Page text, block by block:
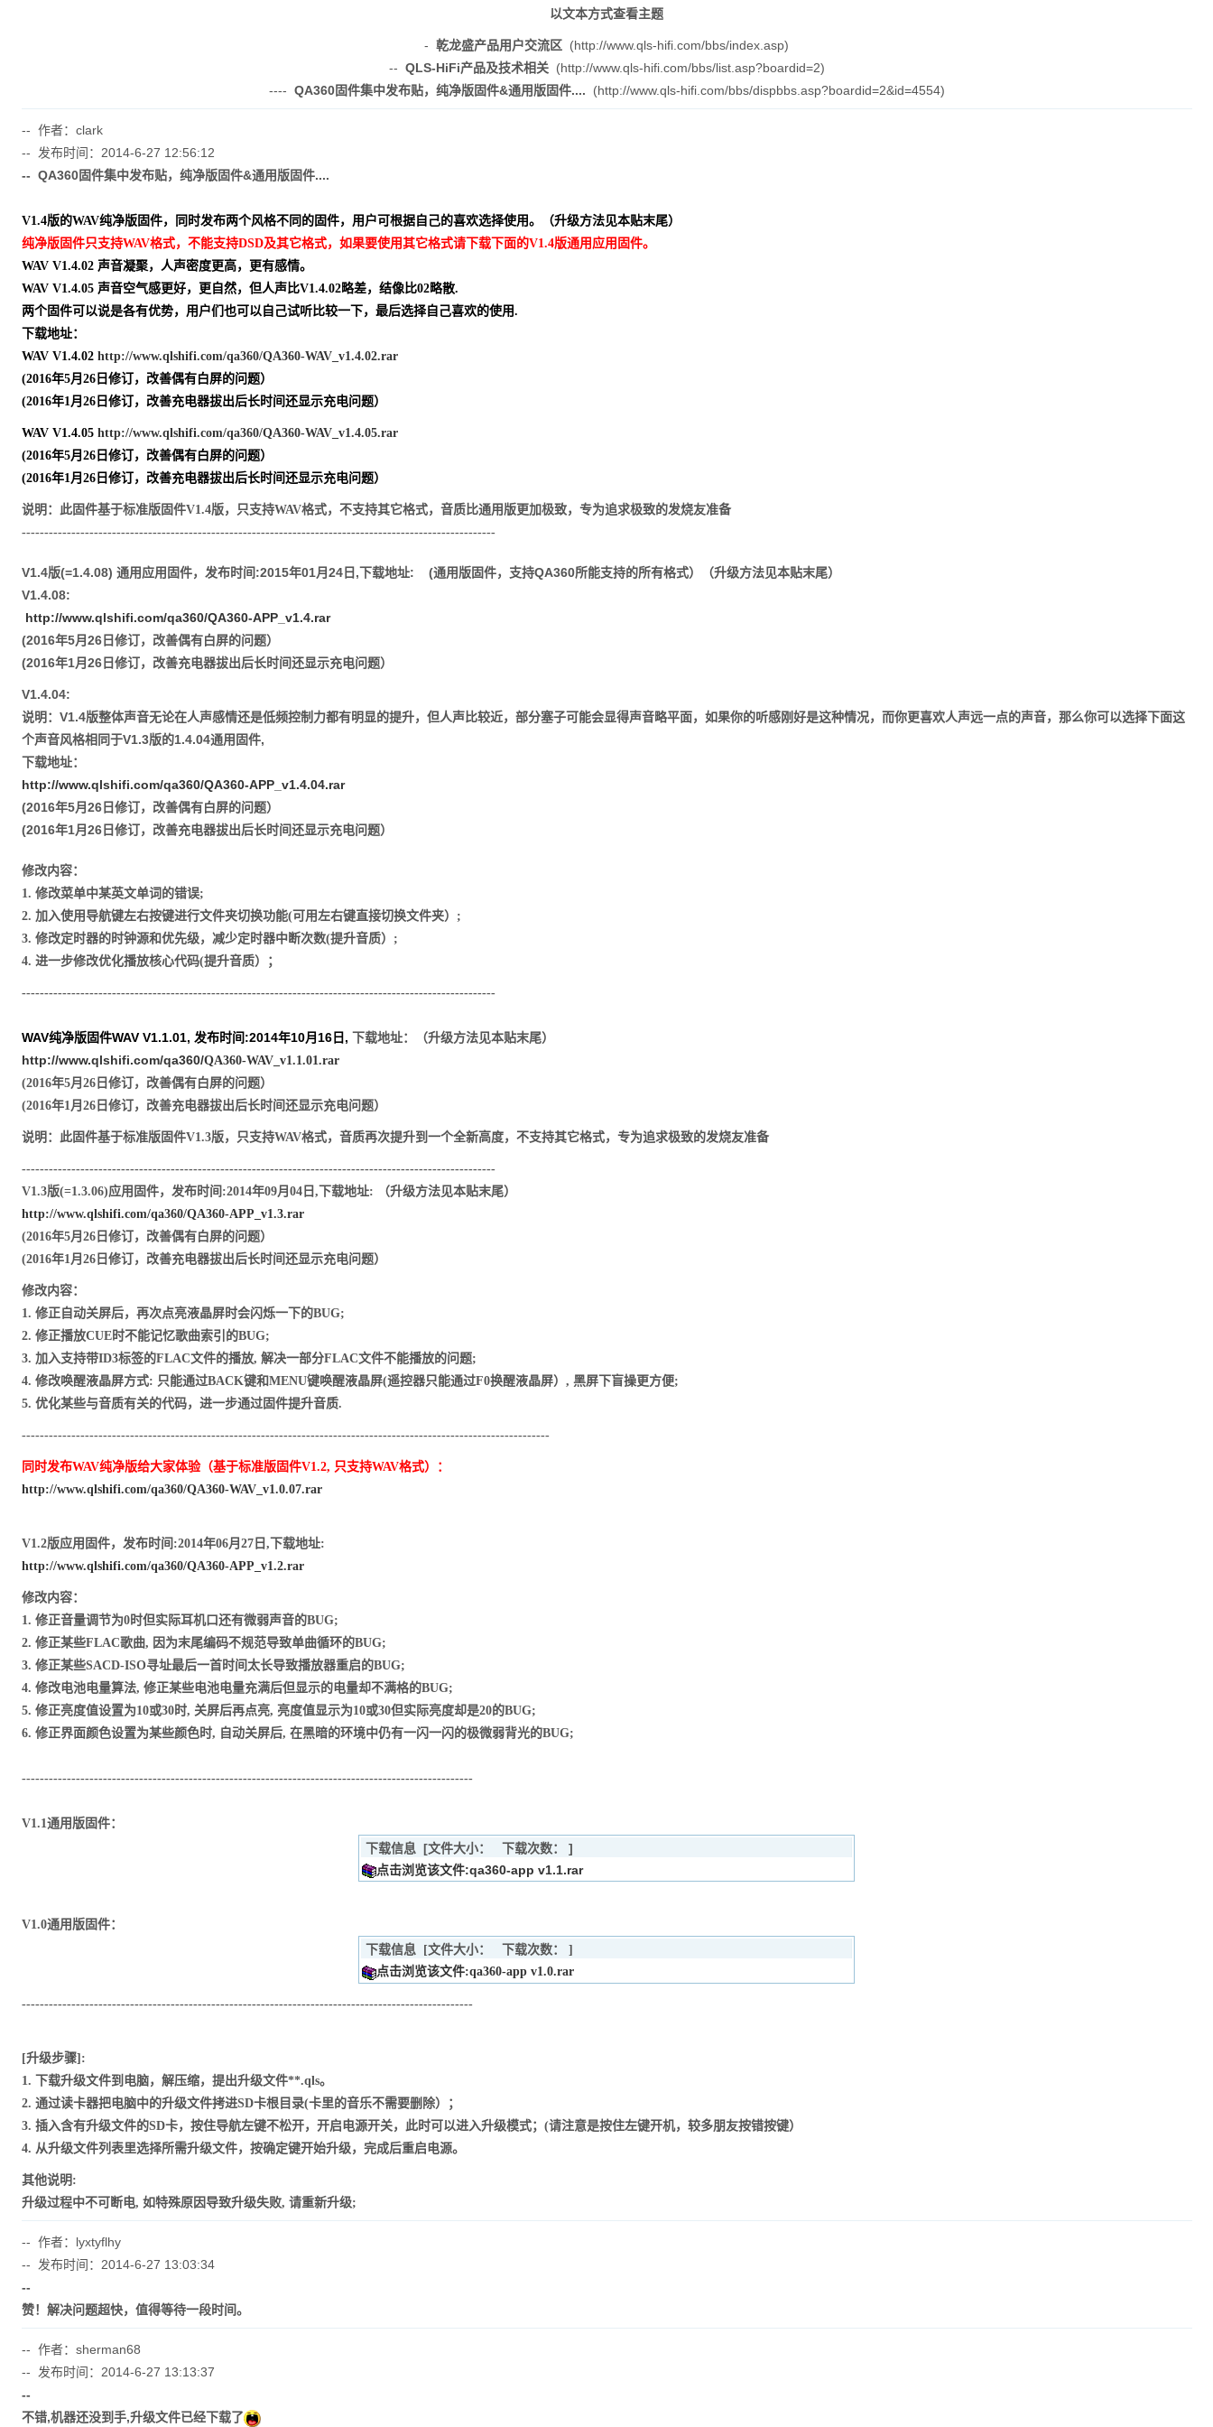
以文本方式查看主题
- 乾龙盛产品用户交流区 (http://www.qls-hifi.com/bbs/index.asp)
-- QLS-HiFi产品及技术相关(http://www.qls-hifi.com/bbs/list.asp?boardid=2)
---- QA360固件集中发布贴，纯净版固件&通用版固件.... (http://www.qls-hifi.com/bbs/dispbbs.asp?boardid=2&id=4554)
-- 作者：clark
-- 发布时间：2014-6-27 12:56:12
-- QA360固件集中发布贴，纯净版固件&通用版固件....
V1.4版的WAV纯净版固件，同时发布两个风格不同的固件，用户可根据自己的喜欢选择使用。（升级方法见本贴末尾）
纯净版固件只支持WAV格式，不能支持DSD及其它格式，如果要使用其它格式请下载下面的V1.4版通用应用固件。
WAV V1.4.02 声音凝聚，人声密度更高，更有感情。
WAV V1.4.05 声音空气感更好，更自然，但人声比V1.4.02略差，结像比02略散.
两个固件可以说是各有优势，用户们也可以自己试听比较一下，最后选择自己喜欢的使用.
下载地址：
WAV V1.4.02 http://www.qlshifi.com/qa360/QA360-WAV_v1.4.02.rar
(2016年5月26日修订，改善偶有白屏的问题）
(2016年1月26日修订，改善充电器拔出后长时间还显示充电问题）
WAV V1.4.05 http://www.qlshifi.com/qa360/QA360-WAV_v1.4.05.rar
(2016年5月26日修订，改善偶有白屏的问题）
(2016年1月26日修订，改善充电器拔出后长时间还显示充电问题）
说明：此固件基于标准版固件V1.4版，只支持WAV格式，不支持其它格式，音质比通用版更加极致，专为追求极致的发烧友准备
---------------------------------------------------------------------------------------------------------
V1.4版(=1.4.08) 通用应用固件，发布时间:2015年01月24日,下载地址: (通用版固件，支持QA360所能支持的所有格式）（升级方法见本贴末尾）
V1.4.08:
http://www.qlshifi.com/qa360/QA360-APP_v1.4.rar
(2016年5月26日修订，改善偶有白屏的问题）
(2016年1月26日修订，改善充电器拔出后长时间还显示充电问题）
V1.4.04:
说明：V1.4版整体声音无论在人声感情还是低频控制力都有明显的提升，但人声比较近，部分塞子可能会显得声音略平面，如果你的听感刚好是这种情况，而你更喜欢人声远一点的声音，那么你可以选择下面这
个声音风格相同于V1.3版的1.4.04通用固件,
下载地址：
http://www.qlshifi.com/qa360/QA360-APP_v1.4.04.rar
(2016年5月26日修订，改善偶有白屏的问题）
(2016年1月26日修订，改善充电器拔出后长时间还显示充电问题）
修改内容：
1. 修改菜单中某英文单词的错误;
2. 加入使用导航键左右按键进行文件夹切换功能(可用左右键直接切换文件夹） ;
3. 修改定时器的时钟源和优先级，减少定时器中断次数(提升音质） ;
4. 进一步修改优化播放核心代码(提升音质）；
---------------------------------------------------------------------------------------------------------
WAV纯净版固件WAV V1.1.01, 发布时间:2014年10月16日, 下载地址：（升级方法见本贴末尾）
http://www.qlshifi.com/qa360/QA360-WAV_v1.1.01.rar
(2016年5月26日修订，改善偶有白屏的问题）
(2016年1月26日修订，改善充电器拔出后长时间还显示充电问题）
说明：此固件基于标准版固件V1.3版，只支持WAV格式，音质再次提升到一个全新高度，不支持其它格式，专为追求极致的发烧友准备
---------------------------------------------------------------------------------------------------------
V1.3版(=1.3.06)应用固件，发布时间:2014年09月04日,下载地址: （升级方法见本贴末尾）
http://www.qlshifi.com/qa360/QA360-APP_v1.3.rar
(2016年5月26日修订，改善偶有白屏的问题）
(2016年1月26日修订，改善充电器拔出后长时间还显示充电问题）
修改内容：
1. 修正自动关屏后，再次点亮液晶屏时会闪烁一下的BUG;
2. 修正播放CUE时不能记忆歌曲索引的BUG;
3. 加入支持带ID3标签的FLAC文件的播放, 解决一部分FLAC文件不能播放的问题;
4. 修改唤醒液晶屏方式: 只能通过BACK键和MENU键唤醒液晶屏(遥控器只能通过F0换醒液晶屏）, 黑屏下盲操更方便;
5. 优化某些与音质有关的代码，进一步通过固件提升音质.
---------------------------------------------------------------------------------------------------------------------
同时发布WAV纯净版给大家体验（基于标准版固件V1.2, 只支持WAV格式）：
http://www.qlshifi.com/qa360/QA360-WAV_v1.0.07.rar
V1.2版应用固件，发布时间:2014年06月27日,下载地址:
http://www.qlshifi.com/qa360/QA360-APP_v1.2.rar
修改内容：
1. 修正音量调节为0时但实际耳机口还有微弱声音的BUG;
2. 修正某些FLAC歌曲, 因为末尾编码不规范导致单曲循环的BUG;
3. 修正某些SACD-ISO寻址最后一首时间太长导致播放器重启的BUG;
4. 修改电池电量算法, 修正某些电池电量充满后但显示的电量却不满格的BUG;
5. 修正亮度值设置为10或30时, 关屏后再点亮, 亮度值显示为10或30但实际亮度却是20的BUG;
6. 修正界面颜色设置为某些颜色时, 自动关屏后, 在黑暗的环境中仍有一闪一闪的极微弱背光的BUG;
----------------------------------------------------------------------------------------------------
V1.1通用版固件：
下载信息 [文件大小： 下载次数：
]
点击浏览该文件:qa360-app v1.1.rar
V1.0通用版固件：
下载信息 [文件大小： 下载次数：
]
点击浏览该文件:qa360-app v1.0.rar
----------------------------------------------------------------------------------------------------
[升级步骤]:
1. 下载升级文件到电脑，解压缩，提出升级文件**.qls。
2. 通过读卡器把电脑中的升级文件拷进SD卡根目录(卡里的音乐不需要删除）；
3. 插入含有升级文件的SD卡， 按住导航左键不松开，开启电源开关，此时可以进入升级模式；(请注意是按住左键开机，较多朋友按错按键）
4. 从升级文件列表里选择所需升级文件，按确定键开始升级，完成后重启电源。
其他说明:
升级过程中不可断电, 如特殊原因导致升级失败, 请重新升级;
-- 作者：lyxtyflhy
-- 发布时间：2014-6-27 13:03:34
--
赞！解决问题超快，值得等待一段时间。
-- 作者：sherman68
-- 发布时间：2014-6-27 13:13:37
--
不错,机器还没到手,升级文件已经下载了